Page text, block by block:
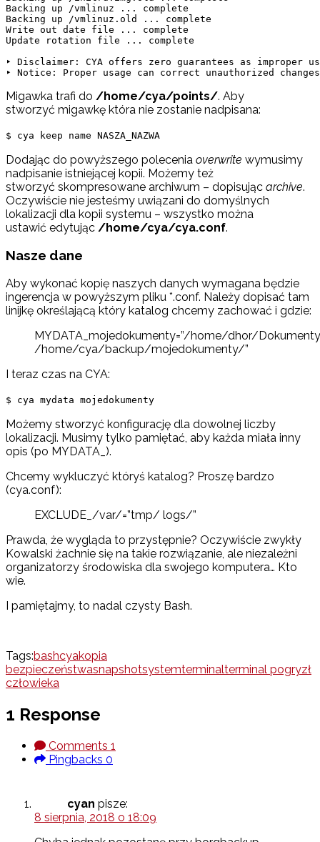
Backing up /vmlinuz ... complete
Backing up /vmlinuz.old ... complete
Write out date file ... complete
Update rotation file ... complete
‣ Disclaimer: CYA offers zero guarantees as improper
Migawka trafi do /home/cya/points/. Aby
stworzyć migawkę która nie zostanie nadpisana:
$ cya keep name NASZA_NAZWA
Dodając do powyższego polecenia overwrite wymusimy
nadpisanie istniejącej kopii. Możemy też
stworzyć skompresowane archiwum – dopisując archive.
Oczywiście nie jesteśmy uwiązani do domyślnych
lokalizacji dla kopii systemu – wszystko można
ustawić edytując /home/cya/cya.conf.
Nasze dane
Aby wykonać kopię naszych danych wymagana będzie
ingerencja w powyższym pliku *.conf. Należy dopisać tam
linijkę określającą który katalog chcemy zachować i gdzie:
MYDATA_mojedokumenty=”/home/dhor/
/home/cya/backup/mojedokumenty/”
I teraz czas na CYA:
$ cya mydata mojedokumenty
Możemy stworzyć konfigurację dla dowolnej liczby
lokalizacji. Musimy tylko pamiętać, aby każda miała inny
opis (po MYDATA_).
Chcemy wykluczyć któryś katalog? Proszę bardzo
(cya.conf):
EXCLUDE_/var/=”tmp/ logs/”
Prawda, że wygląda to przystępnie? Oczywiście zwykły
Kowalski żachnie się na takie rozwiązanie, ale niezależni
organizatorzy środowiska dla swojego komputera… Kto
wie.
I pamiętajmy, to nadal czysty Bash.
Tags:bashcyakopia
bezpieczeństwasnapshotsystemterminalterminal pogryzł
człowieka
1 Response
Comments 1
Pingbacks 0
cyan pisze:
8 sierpnia, 2018 o 18:09